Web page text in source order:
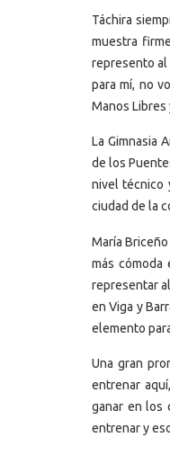
Táchira
muestra
represento al
para mí, no
Manos Libres
La Gimnasia
de los
nivel técnico
ciudad de la
María
más
representar
en Viga y
elemento
Una gran
entrenar
ganar en los
entrenar y